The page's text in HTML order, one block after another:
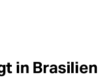
in Brasilien